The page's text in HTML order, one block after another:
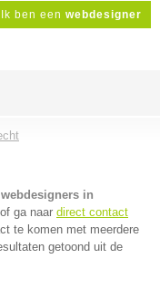
Ik ben een webdesigner
webdesigners in
of ga naar direct contact
te komen met meerdere
getoond uit de